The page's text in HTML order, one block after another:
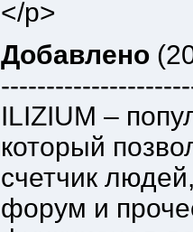
</p>
Добавлено
ILIZIUM –
который
счетчик
форум и